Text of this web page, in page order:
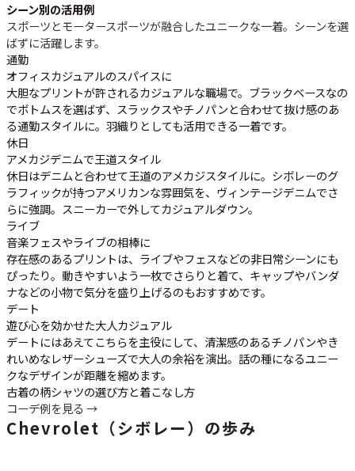
シーン別の活用例
スポーツとモータースポーツが融合したユニークな一着。シーンを選
ばずに活躍します。
通勤
オフィスカジュアルのスパイスに
大胆なプリントが許されるカジュアルな職場で。ブラックベースなの
でボトムスを選ばず、スラックスやチノパンと合わせて抜け感のあ
る通勤スタイルに。羽織りとしても活用できる一着です。
休日
アメカジデニムで王道スタイル
休日はデニムと合わせて王道のアメカジスタイルに。シボレーのグ
ラフィックが持つアメリカンな雰囲気を、ヴィンテージデニムでさ
らに強調。スニーカーで外してカジュアルダウン。
ライブ
音楽フェスやライブの相棒に
存在感のあるプリントは、ライブやフェスなどの非日常シーンにも
ぴったり。動きやすいよう一枚でさらりと着て、キャップやバンダ
ナなどの小物で気分を盛り上げるのもおすすめです。
デート
遊び心を効かせた大人カジュアル
デートにはあえてこちらを主役にして、清潔感のあるチノパンやき
れいめなレザーシューズで大人の余裕を演出。話の種になるユニー
クなデザインが距離を縮めます。
古着の柄シャツの選び方と着こなし方
コーデ例を見る →
Chevrolet（シボレー）の歩み